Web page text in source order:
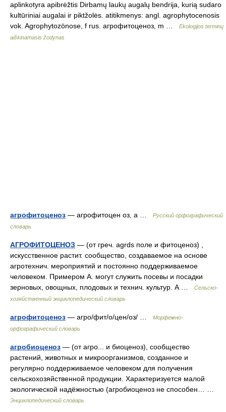
aplinkotyra apibrėžtis Dirbamų laukų augalų bendrija, kurią sudaro
kultūriniai augalai ir piktžolės. atitikmenys: angl. agrophytocenosis
vok. Agrophytozönose, f rus. агрофитоценоз, m …
Ekologijos terminų
aiškinamasis žodynas
агрофитоценоз — агрофитоцен оз, а …
Русский орфографический
словарь
АГРОФИТОЦЕНОЗ — (от греч. agrds поле и фитоценоз) ,
искусственное растит. сообщество, создаваемое на основе
агротехнич. мероприятий и постоянно поддерживаемое
человеком. Примером А. могут служить посевы и посадки
зерновых, овощных, плодовых и технич. культур. А …
Сельско-
хозяйственный энциклопедический словарь
агрофитоценоз — агро/фит/о/цен/оз/ …
Морфемно-
орфографический словарь
агробиоценоз — (от агро... и биоценоз), сообщество
растений, животных и микроорганизмов, созданное и
регулярно поддерживаемое человеком для получения
сельскохозяйственной продукции. Характеризуется малой
экологической надёжностью (агробиоценоз не способен… …
Энциклопедический словарь